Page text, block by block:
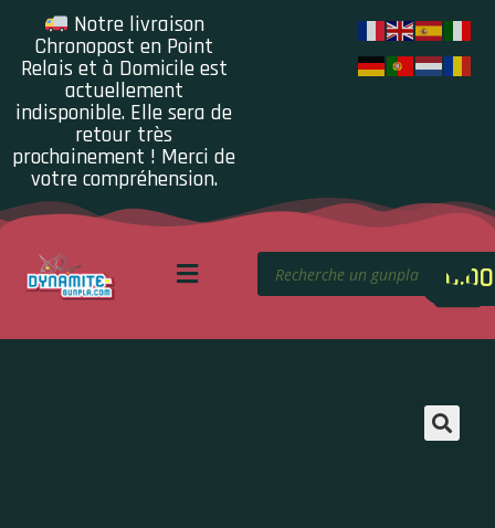
Notre livraison
Chronopost en Point
Relais et à Domicile est
actuellement
indisponible. Elle sera de
retour très
prochainement ! Merci de
votre compréhension.
0.00